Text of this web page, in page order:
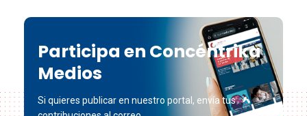
Participa en Concéntrika
Medios
Si quieres publicar en nuestro portal, envía tus